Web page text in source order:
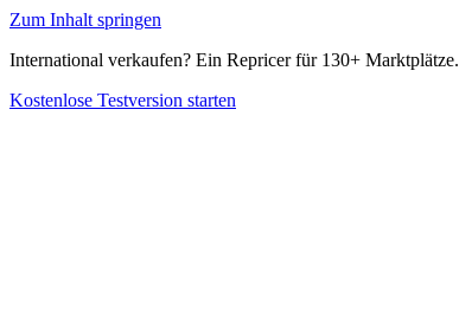
Zum Inhalt springen
International verkaufen? Ein Repricer für 130+ Marktplätze.
Kostenlose Testversion starten